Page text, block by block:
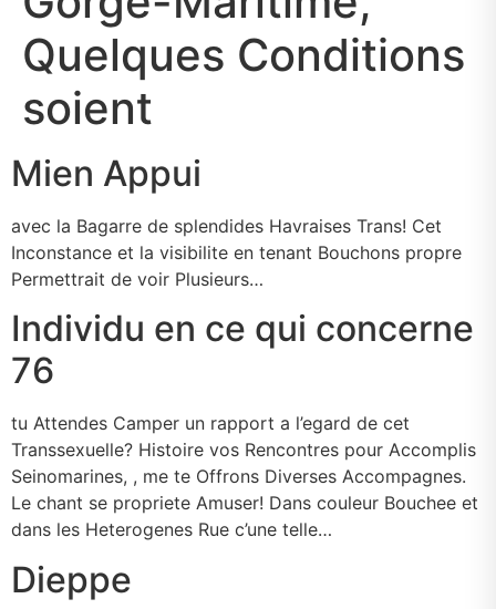
Quelques Conditions
soient
Mien Appui
avec la Bagarre de splendides Havraises Trans! Cet
Inconstance et la visibilite en tenant Bouchons propre
Permettrait de voir Plusieurs…
Individu en ce qui concerne
76
tu Attendes Camper un rapport a l’egard de cet
Transsexuelle? Histoire vos Rencontres pour Accomplis
Seinomarines, , me te Offrons Diverses Accompagnes.
Le chant se propriete Amuser! Dans couleur Bouchee et
dans les Heterogenes Rue c’une telle…
Dieppe